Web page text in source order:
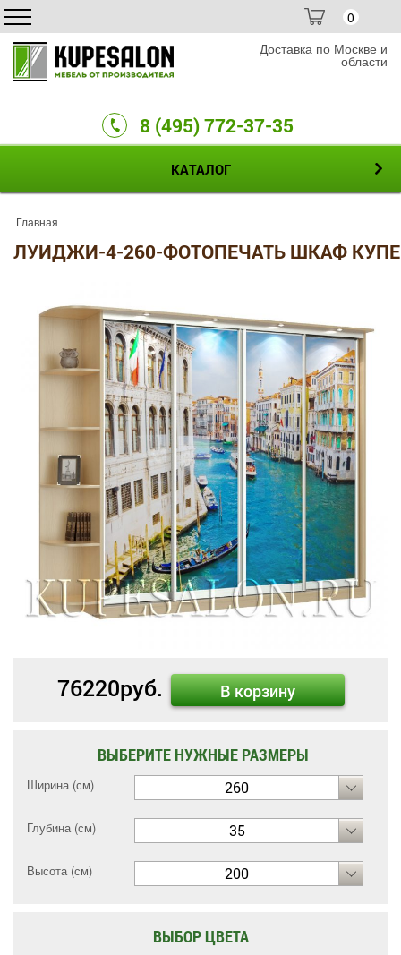
0
Доставка по Москве и
области
8 (495) 772-37-35
КАТАЛОГ
Главная
ЛУИДЖИ-4-260-ФОТОПЕЧАТЬ ШКАФ КУПЕ
76220руб. В корзину
ВЫБЕРИТЕ НУЖНЫЕ РАЗМЕРЫ
Ширина (см) 260
Глубина (см) 35
Высота (см) 200
ВЫБОР ЦВЕТА